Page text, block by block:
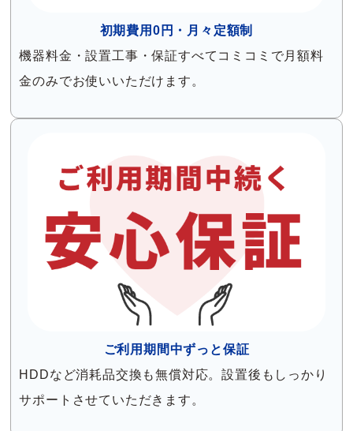
初期費用0円・月々定額制
機器料金・設置工事・保証すべてコミコミで月額料
金のみでお使いいただけます。
ご利用期間中ずっと保証
HDDなど消耗品交換も無償対応。設置後もしっかり
サポートさせていただきます。